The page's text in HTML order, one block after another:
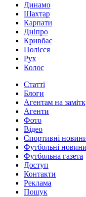
Динамо
Шахтар
Карпати
Дніпро
Кривбас
Полісся
Рух
Колос
Статті
Блоги
Агентам на
Агенти
Фото
Відео
Спортивні
Футбольні новини
Футбольна газета
Доступ
Контакти
Реклама
Пошук